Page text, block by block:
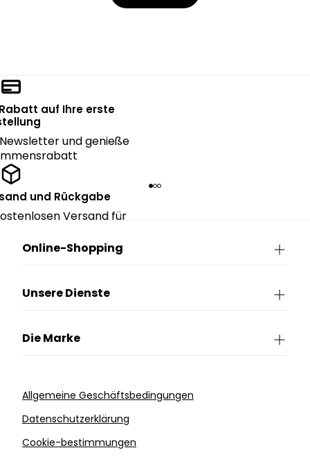
auf Ihre erste
und genieße
und Rückgabe
Versand für
Online-Shopping
Unsere Dienste
Die Marke
Allgemeine Geschäftsbedingungen
Datenschutzerklärung
Cookie-bestimmungen